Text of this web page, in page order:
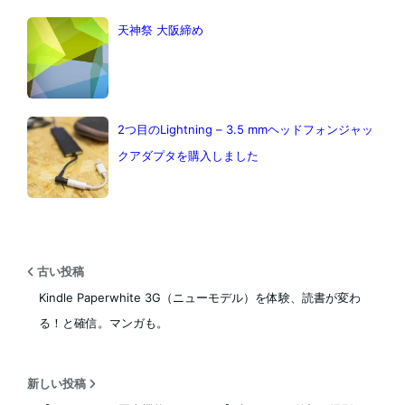
天神祭 大阪締め
2つ目のLightning – 3.5 mmヘッドフォンジャッ
クアダプタを購入しました
古い投稿
Kindle Paperwhite 3G（ニューモデル）を体験、読書が変わ
る！と確信。マンガも。
新しい投稿